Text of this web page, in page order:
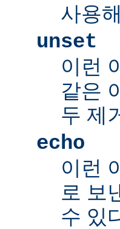
사용
unset
이런
같은
두 제
echo
이런
로 보
수 있